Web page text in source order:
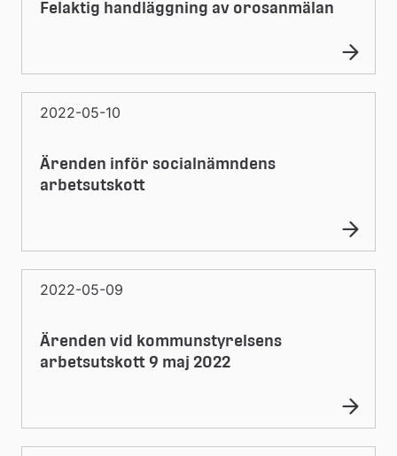
Felaktig handläggning av orosanmälan
2022-05-10
Ärenden inför socialnämndens
arbetsutskott
2022-05-09
Ärenden vid kommunstyrelsens
arbetsutskott 9 maj 2022